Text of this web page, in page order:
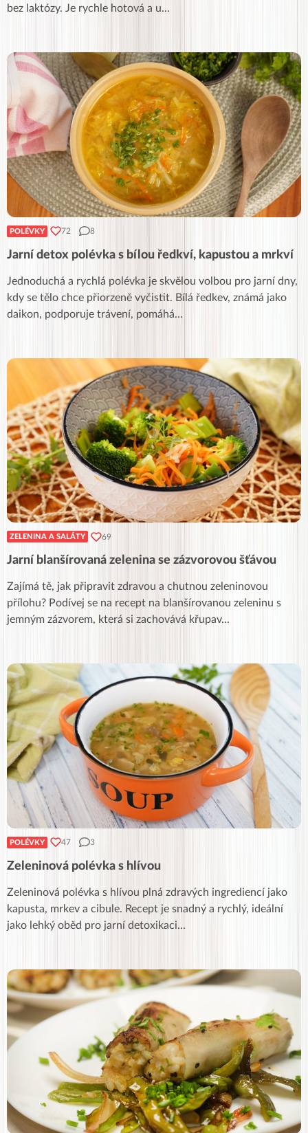
bez laktózy. Je rychle hotová a u...
POLÉVKY 72 8
Jarní detox polévka s bílou ředkví, kapustou a mrkví
Jednoduchá a rychlá polévka je skvělou volbou pro jarní dny,
kdy se tělo chce přiorzeně vyčistit. Bílá ředkev, známá jako
daikon, podporuje trávení, pomáhá...
ZELENINA A SALÁTY 69
Jarní blanšírovaná zelenina se zázvorovou šťávou
Zajímá tě, jak připravit zdravou a chutnou zeleninovou
přílohu? Podívej se na recept na blanšírovanou zeleninu s
jemným zázvorem, která si zachovává křupav...
POLÉVKY 47 3
Zeleninová polévka s hlívou
Zeleninová polévka s hlívou plná zdravých ingrediencí jako
kapusta, mrkev a cibule. Recept je snadný a rychlý, ideální
jako lehký oběd pro jarní detoxikaci...